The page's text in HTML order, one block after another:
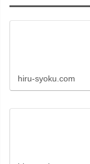
hiru-syoku.com